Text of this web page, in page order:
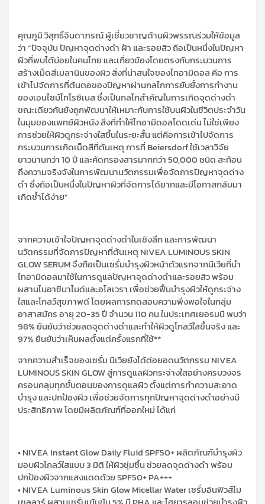
คุณภูมิ วิสุทธิ์จินดาภรณ์ผู้เชี่ยวชาญด้านผิวพรรณร่วมให้ข้อมูล
ว่า“ปัจจุบัน ปัญหาจุดด่างดำ ฝ้า และรอยสิว ถือเป็นหนึ่งในปัญหา
ผิวที่พบได้บ่อยในคนไทย และเกี่ยวข้องโดยตรงกับกระบวนการ
สร้างเม็ดสีเมลานินของผิวสิ่งที่น่าสนใจของไทอามิดอล คือ การ
เข้าไปจัดการที่ต้นตอของปัญหาผ่านกลไกการยับยั้งการทำงาน
ของเอนไซม์ไทโรซิเนส ซึ่งเป็นกลไกสำคัญในการเกิดจุดด่างดำ
ขณะเดียวกันยังถูกพัฒนาให้เหมาะกับการใช้บนผิวในชีวิตประจำวัน
ในมุมของแพทย์ผิวหนัง สิ่งที่ทำให้ไทอามิดอลโดดเด่น ไม่ใช่เพียง
การช่วยให้ผิวดูกระจ่างใสขึ้นในระยะสั้น แต่คือการเข้าไปจัดการ
กระบวนการเกิดเม็ดสีที่ต้นเหตุ การที่ Beiersdorfใช้เวลาวิจัย
ยาวนานกว่า10ปี และคัดกรองสารมากกว่า50,000ชนิด สะท้อน
ถึงความจริงจังในการพัฒนานวัตกรรมเพื่อจัดการปัญหาจุดด่าง
ดำ ซึ่งถือเป็นหนึ่งในปัญหาผิวที่จัดการได้ยากและมีโอกาสกลับมา
เกิดซ้ำได้ง่าย”
จากความเข้าใจปัญหาจุดด่างดำในเชิงลึก และการพัฒนา
นวัตกรรมที่จัดการปัญหาที่ต้นเหตุ NIVEA LUMINOUS SKIN
GLOW SERUMจึงถือเป็นเซรั่มบำรุงผิวหน้าตัวแรกจากนีเวียที่นำ
ไทอามิดอลมาใช้ในการดูแลปัญหาจุดด่างดำและรอยสิว พร้อม
ผสานไนอาซินาไมด์และอโลเวรา เพื่อช่วยฟื้นบำรุงผิวให้ดูกระจ่าง
ใสและโกลว์สุขภาพดี โดยผลการทดสอบความพึงพอใจในกลุ่ม
อาสาสมัคร อายุ20-35ปี จำนวน110 คน ในประเทศเยอรมนี พบว่า
98%ยืนยันว่าช่วยลดจุดด่างดำและทำให้ผิวดูโกลว์ใสขึ้นจริง และ
97%ยืนยันว่าเห็นผลตั้งแต่ครั้งแรกที่ใช้**
จากความสำเร็จของเซรั่ม นีเวียยังได้ต่อยอดนวัตกรรม NIVEA
LUMINOUS SKIN GLOWสู่การดูแลผิวกระจ่างใสอย่างครบวงจร
ครอบคลุมทุกขั้นตอนของการดูแลผิว ตั้งแต่การทำความสะอาด
บำรุง และปกป้องผิว เพื่อช่วยจัดการทุกปัญหาจุดด่างดำอย่างมี
ประสิทธิภาพ โดยมีผลิตภัณฑ์ที่ออกใหม่ ได้แก่
•NIVEA Instant Glow Daily Fluid SPF50+ผลิตภัณฑ์บำรุงผิว
มอบผิวโกลว์ใสแบบ3 มิติ ให้ผิวชุ่มชื้น ช่วยลดจุดด่างดำ พร้อม
ปกป้องผิวจากแสงแดดด้วยSPF50+ PA+++
•NIVEA Luminous Skin Glow Micellar Waterเซรั่มอินฟิวส์ไม